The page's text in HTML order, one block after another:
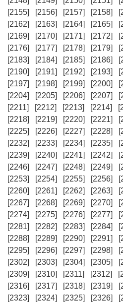
[2155]
[2156] [2157] [2158]
[2162]
[2163] [2164] [2165]
[2169]
[2170] [2171] [2172]
[2176]
[2177] [2178] [2179]
[2183]
[2184] [2185] [2186]
[2190]
[2191] [2192] [2193]
[2197]
[2198] [2199] [2200]
[2204]
[2205] [2206] [2207]
[2211]
[2212] [2213] [2214]
[2218]
[2219] [2220] [2221]
[2225]
[2226] [2227] [2228]
[2232]
[2233] [2234] [2235]
[2239]
[2240] [2241] [2242]
[2246]
[2247] [2248] [2249]
[2253]
[2254] [2255] [2256]
[2260]
[2261] [2262] [2263]
[2267]
[2268] [2269] [2270]
[2274]
[2275] [2276] [2277]
[2281]
[2282] [2283] [2284]
[2288]
[2289] [2290] [2291]
[2295]
[2296] [2297] [2298]
[2302]
[2303] [2304] [2305]
[2309]
[2310] [2311] [2312]
[2316]
[2317] [2318] [2319]
[2323]
[2324] [2325] [2326]